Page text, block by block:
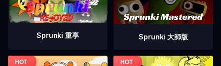
Sprunki 重享 Sprunki 大師版